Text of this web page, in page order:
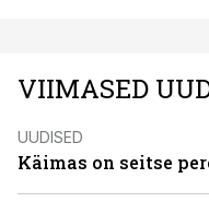
VIIMASED
UUDISED
Käimas on seitse